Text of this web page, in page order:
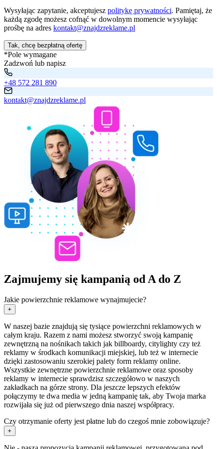
Wysyłając zapytanie, akceptujesz politykę prywatności. Pamiętaj, że
każdą zgodę możesz cofnąć w dowolnym momencie wysyłając
prośbę na adres kontakt@znajdzreklame.pl
Tak, chcę bezpłatną ofertę
*Pole wymagane
Zadzwoń lub napisz
+48 572 281 890
kontakt@znajdzreklame.pl
Zajmujemy się kampanią od A do Z
Jakie powierzchnie reklamowe wynajmujecie?
+
W naszej bazie znajdują się tysiące powierzchni reklamowych w
całym kraju. Razem z nami możesz stworzyć swoją kampanię
zewnętrzną na nośnikach takich jak billboardy, citylighty czy też
reklamy w środkach komunikacji miejskiej, lub też w internecie
dzięki zastosowaniu szerokiej palety form reklamy online.
Wszystkie zewnętrzne powierzchnie reklamowe oraz sposoby
reklamy w internecie sprawdzisz szczegółowo w naszych
zakładkach na górze strony. Dla jeszcze lepszych efektów
połączymy te dwa media w jedną kampanię tak, aby Twoja marka
rozwijała się już od pierwszego dnia naszej współpracy.
Czy otrzymanie oferty jest płatne lub do czegoś mnie zobowiązuje?
+